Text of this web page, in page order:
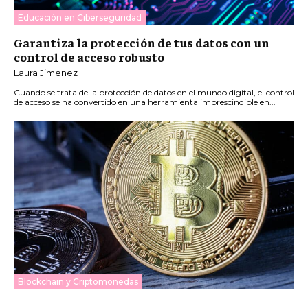
Educación en Ciberseguridad
Garantiza la protección de tus datos con un
control de acceso robusto
Laura Jimenez
Cuando se trata de la protección de datos en el mundo digital, el control
de acceso se ha convertido en una herramienta imprescindible en...
Blockchain y Criptomonedas